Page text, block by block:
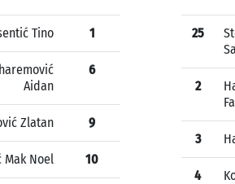
Tino 1
Aidan
6
Zlatan 9
Mak Noel 10
25
2
3
4